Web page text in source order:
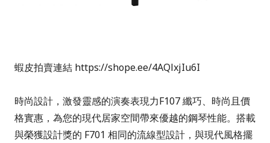
蝦皮拍賣連結 https://shope.ee/4AQlxjIu6I
時尚設計，激發靈感的演奏表現力F107 纖巧、時尚且價
格實惠，為您的現代居家空間帶來優越的鋼琴性能。搭載
與榮獲設計獎的 F701 相同的流線型設計，與現代風格擺